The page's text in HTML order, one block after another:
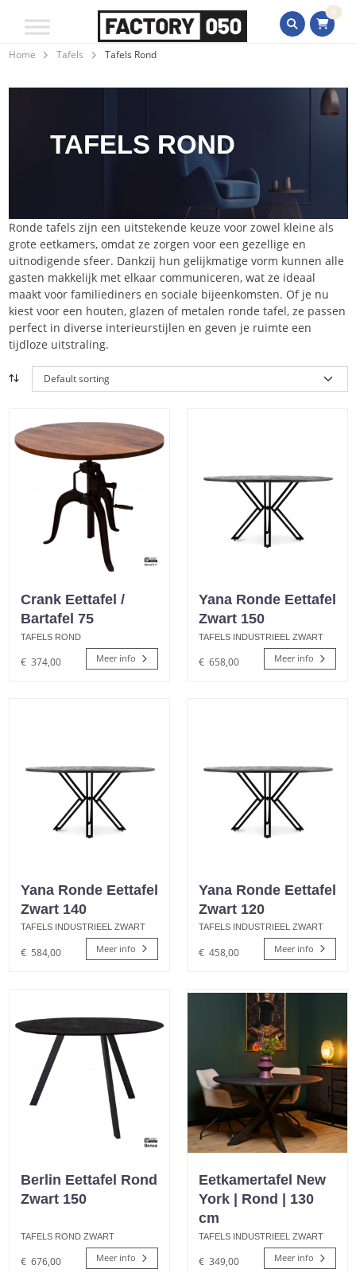
0
Home Tafels Tafels Rond
TAFELS ROND
Ronde tafels zijn een uitstekende keuze voor zowel kleine als
grote eetkamers, omdat ze zorgen voor een gezellige en
uitnodigende sfeer. Dankzij hun gelijkmatige vorm kunnen alle
gasten makkelijk met elkaar communiceren, wat ze ideaal
maakt voor familiediners en sociale bijeenkomsten. Of je nu
kiest voor een houten, glazen of metalen ronde tafel, ze passen
perfect in diverse interieurstijlen en geven je ruimte een
tijdloze uitstraling.
Crank Eettafel /
Bartafel 75
TAFELS ROND
€ 374,00 Meer info
Yana Ronde Eettafel
Zwart 150
TAFELS INDUSTRIEEL ZWART
€ 658,00 Meer info
Yana Ronde Eettafel
Zwart 140
TAFELS INDUSTRIEEL ZWART
€ 584,00 Meer info
Yana Ronde Eettafel
Zwart 120
TAFELS INDUSTRIEEL ZWART
€ 458,00 Meer info
Berlin Eettafel Rond
Zwart 150
TAFELS ROND ZWART
€ 676,00 Meer info
Eetkamertafel New
York | Rond | 130
cm
TAFELS INDUSTRIEEL ZWART
€ 349,00 Meer info